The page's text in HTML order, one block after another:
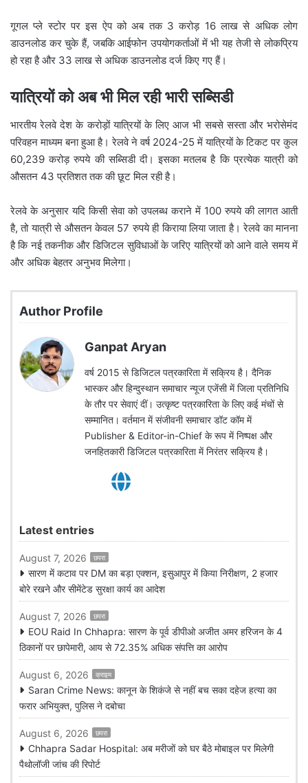
गूगल प्ले स्टोर पर इस ऐप को अब तक 3 करोड़ 16 लाख से अधिक लोग
डाउनलोड कर चुके हैं, जबकि आईफोन उपयोगकर्ताओं में भी यह तेजी से लोकप्रिय
हो रहा है और 33 लाख से अधिक डाउनलोड दर्ज किए गए हैं।
यात्रियों को अब भी मिल रही भारी सब्सिडी
भारतीय रेलवे देश के करोड़ों यात्रियों के लिए आज भी सबसे सस्ता और भरोसेमंद
परिवहन माध्यम बना हुआ है। रेलवे ने वर्ष 2024-25 में यात्रियों के टिकट पर कुल
60,239 करोड़ रुपये की सब्सिडी दी। इसका मतलब है कि प्रत्येक यात्री को
औसतन 43 प्रतिशत तक की छूट मिल रही है।
रेलवे के अनुसार यदि किसी सेवा को उपलब्ध कराने में 100 रुपये की लागत आती
है, तो यात्री से औसतन केवल 57 रुपये ही किराया लिया जाता है। रेलवे का मानना
है कि नई तकनीक और डिजिटल सुविधाओं के जरिए यात्रियों को आने वाले समय में
और अधिक बेहतर अनुभव मिलेगा।
Author Profile
Ganpat Aryan
वर्ष 2015 से डिजिटल पत्रकारिता में सक्रिय है। दैनिक
भास्कर और हिन्दुस्थान समाचार न्यूज एजेंसी में जिला प्रतिनिधि
के तौर पर सेवाएं दीं। उत्कृष्ट पत्रकारिता के लिए कई मंचों से
सम्मानित। वर्तमान में संजीवनी समाचार डॉट कॉम में
Publisher & Editor-in-Chief के रूप में निष्पक्ष और
जनहितकारी डिजिटल पत्रकारिता में निरंतर सक्रिय है।
Latest entries
August 7, 2026 छपरा
सारण में कटाव पर DM का बड़ा एक्शन, इसुआपुर में किया निरीक्षण, 2 हजार
बोरे रखने और सीमेंटेड सुरक्षा कार्य का आदेश
August 7, 2026 छपरा
EOU Raid In Chhapra: सारण के पूर्व डीपीओ अजीत अमर हरिजन के 4
ठिकानों पर छापेमारी, आय से 72.35% अधिक संपत्ति का आरोप
August 6, 2026 क्राइम
Saran Crime News: कानून के शिकंजे से नहीं बच सका दहेज हत्या का
फरार अभियुक्त, पुलिस ने दबोचा
August 6, 2026 छपरा
Chhapra Sadar Hospital: अब मरीजों को घर बैठे मोबाइल पर मिलेगी
पैथोलॉजी जांच की रिपोर्ट